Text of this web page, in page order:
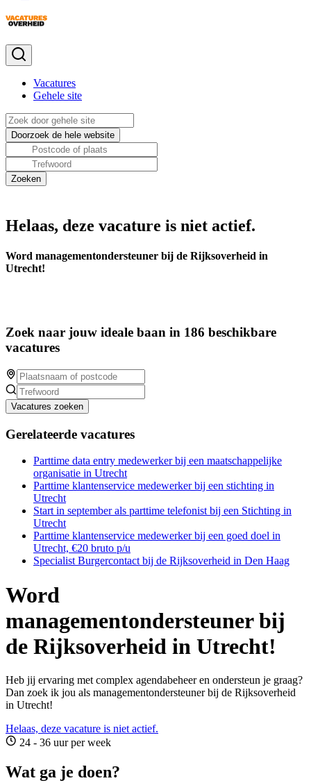
Vacatures
Gehele site
Helaas, deze vacature is niet actief.
Word managementondersteuner bij de Rijksoverheid in
Utrecht!
Zoek naar jouw ideale baan in 186 beschikbare
vacatures
Vacatures zoeken
Gerelateerde vacatures
Parttime data entry medewerker bij een maatschappelijke
organisatie in Utrecht
Parttime klantenservice medewerker bij een stichting in
Utrecht
Start in september als parttime telefonist bij een Stichting in
Utrecht
Parttime klantenservice medewerker bij een goed doel in
Utrecht, €20 bruto p/u
Specialist Burgercontact bij de Rijksoverheid in Den Haag
Word
managementondersteuner bij
de Rijksoverheid in Utrecht!
Heb jij ervaring met complex agendabeheer en ondersteun je graag?
Dan zoek ik jou als managementondersteuner bij de Rijksoverheid
in Utrecht!
Helaas, deze vacature is niet actief.
24 - 36 uur per week
Wat ga je doen?